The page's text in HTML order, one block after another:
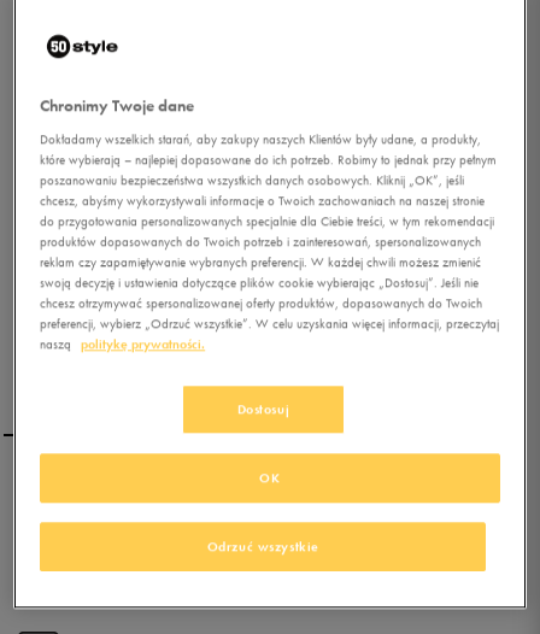
NEW BALANCE U430KGO
0.0(0)
0złz Vat
Chronimy Twoje dane
Dokładamy wszelkich starań, aby zakupy naszych Klientów były udane, a produkty,
które wybierają – najlepiej dopasowane do ich potrzeb. Robimy to jednak przy pełnym
poszanowaniu bezpieczeństwa wszystkich danych osobowych. Kliknij „OK”, jeśli
chcesz, abyśmy wykorzystywali informacje o Twoich zachowaniach na naszej stronie
do przygotowania personalizowanych specjalnie dla Ciebie treści, w tym rekomendacji
produktów dopasowanych do Twoich potrzeb i zainteresowań, spersonalizowanych
reklam czy zapamiętywanie wybranych preferencji. W każdej chwili możesz zmienić
swoją decyzję i ustawienia dotyczące plików cookie wybierając „Dostosuj”. Jeśli nie
chcesz otrzymywać spersonalizowanej oferty produktów, dopasowanych do Twoich
preferencji, wybierz „Odrzuć wszystkie”. W celu uzyskania więcej informacji, przeczytaj
naszą
politykę prywatności.
Dostosuj
Odrzuć wszystkie
OK